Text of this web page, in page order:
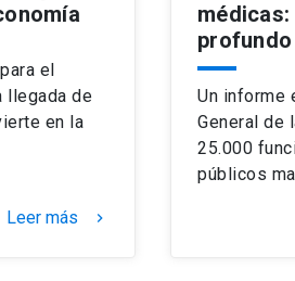
el
llegada de
en la
Leer más keyboard_arrow_right
médicas:
profundo
Un informe
General de
25.000
públicos